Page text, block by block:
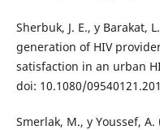
Sherbuk, J. E., y Barakat,
generation of HIV
satisfaction in an urban
doi: 10.1080/
Smerlak, M., y Youssef,